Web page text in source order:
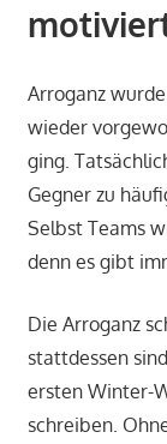
Arroganz
wieder
ging.
Gegner zu
Selbst Teams
denn es gibt
Die Arroganz
stattdessen
ersten Winter-
schreiben.